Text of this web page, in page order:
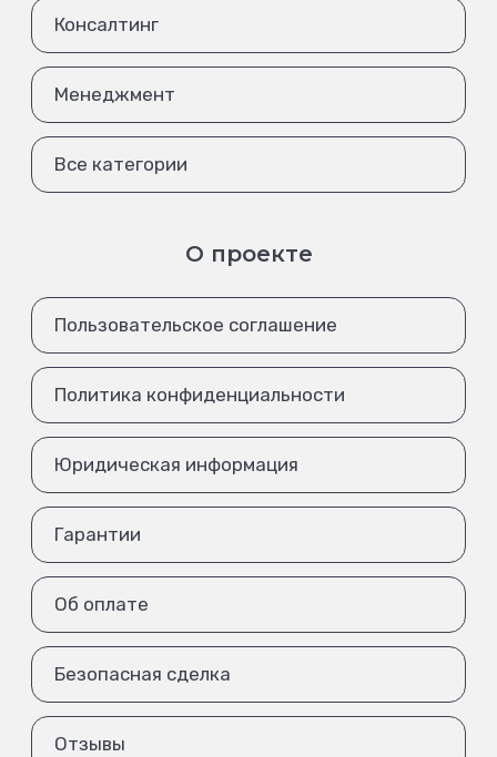
Консалтинг
Менеджмент
Все категории
О проекте
Пользовательское соглашение
Политика конфиденциальности
Юридическая информация
Гарантии
Об оплате
Безопасная сделка
Отзывы